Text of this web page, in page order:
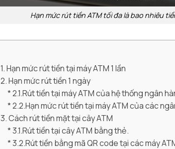
Hạn mức rút tiền ATM tối đa là bao nhiêu
1. Hạn mức rút tiền tại máy ATM 1 lần
2. Hạn mức rút tiền 1 ngày
2.1.Rút tiền tại máy ATM của hệ thống ngân
2.2.Hạn mức rút tiền tại máy ATM của các
3. Cách rút tiền mặt tại cây ATM
3.1.Rút tiền tại cây ATM bằng thẻ.
3.2.Rút tiền bằng mã QR code tại các máy